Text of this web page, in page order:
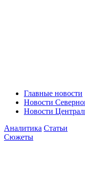
Главные новости
Новости
Новости
Аналитика Статьи
Сюжеты